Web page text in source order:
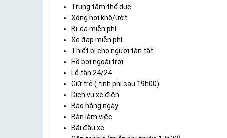
Trung tâm thể dục
Xông hơi khô/ướt
Bi-da miễn phí
Xe đạp miễn phí
Thiết bị cho người tàn tật
Hồ bơi ngoài trời
Lễ tân 24/24
Giữ trẻ ( tính phí sau 19h00)
Dịch vụ xe điện
Báo hằng ngày
Bàn làm việc
Bãi đậu xe